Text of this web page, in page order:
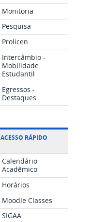
Monitoria
Pesquisa
Prolicen
Intercâmbio -
Mobilidade
Estudantil
Egressos -
Destaques
ACESSO RÁPIDO
Calendário
Acadêmico
Horários
Moodle Classes
SIGAA